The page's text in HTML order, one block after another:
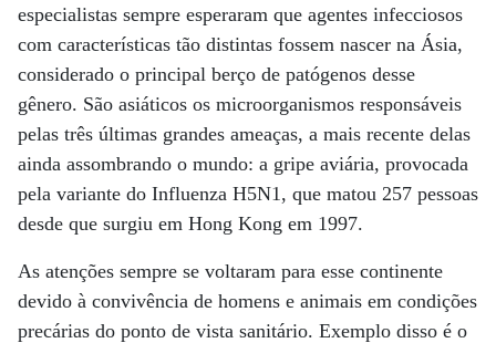
especialistas sempre esperaram que agentes infecciosos
com características tão distintas fossem nascer na Ásia,
considerado o principal berço de patógenos desse
gênero. São asiáticos os microorganismos responsáveis
pelas três últimas grandes ameaças, a mais recente delas
ainda assombrando o mundo: a gripe aviária, provocada
pela variante do Influenza H5N1, que matou 257 pessoas
desde que surgiu em Hong Kong em 1997.
As atenções sempre se voltaram para esse continente
devido à convivência de homens e animais em condições
precárias do ponto de vista sanitário. Exemplo disso é o